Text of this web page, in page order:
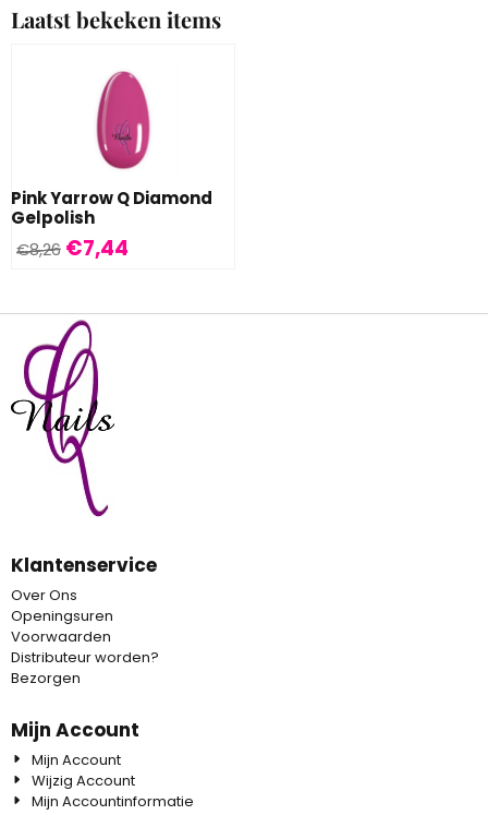
Laatst bekeken items
Pink Yarrow Q Diamond
Gelpolish
€8,26 €7,44
Klantenservice
Over Ons
Openingsuren
Voorwaarden
Distributeur worden?
Bezorgen
Mijn Account
Mijn Account
Wijzig Account
Mijn Accountinformatie